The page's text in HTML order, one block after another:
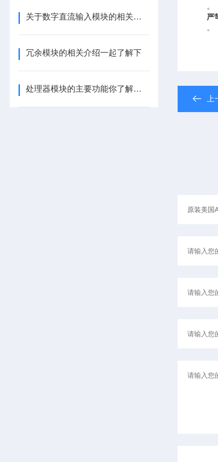
关于数字直流输入模块的相关介绍
冗余模块的相关介绍一起了解下
处理器模块的主要功能你了解多少呢
。
严
。